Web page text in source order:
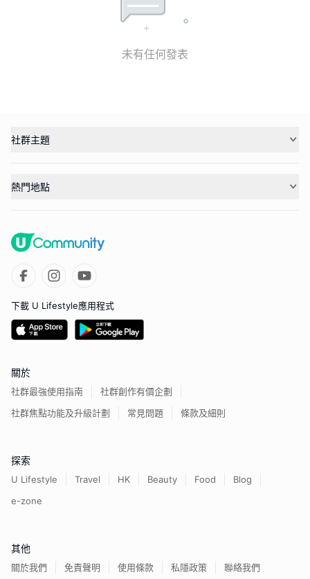
未有任何發表
社群主題
熱門地點
下載 U Lifestyle應用程式
關於
社群最強使用指南
社群創作有價企劃
社群焦點功能及升級計劃
常見問題 條款及細則
探索
U Lifestyle Travel HK Beauty Food
Blog
e-zone
其他
關於我們 免責聲明 使用條款 私隱政策 聯絡我們